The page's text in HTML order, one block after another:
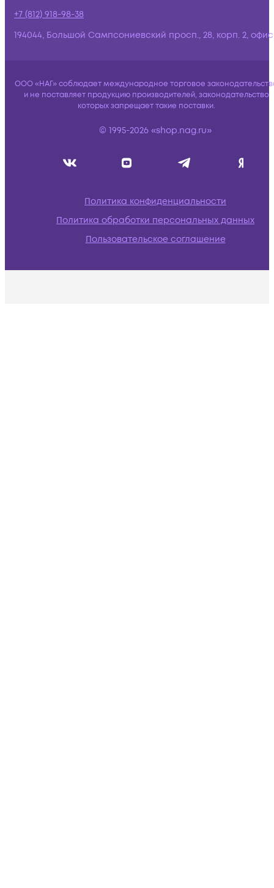
+7 (812) 918-98-38
194044, Большой Сампсониевский просп., 28, корп. 2,
ООО «НАГ» соблюдает международное торговое
и не поставляет продукцию производителей, законодательство
которых запрещает такие поставки.
© 1995-2026 «shop.nag.ru»
Политика конфиденциальности
Политика обработки персональных данных
Пользовательское соглашение